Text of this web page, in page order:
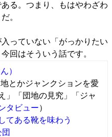
る。つまり、もはやわざわ
。
っていない「がっかりたい
回はそういう話です。
）
とかジャンクションを愛
」「団地の見究」「ジャ
タビュー）
てある靴を味わう